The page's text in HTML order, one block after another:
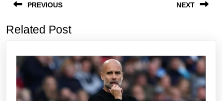
o
k
PREVIOUS
Previous
NEXT
Related Post